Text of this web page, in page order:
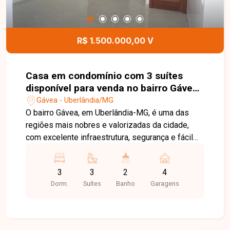
conforto e localização privilegiada em Uberlândia.
Entre em contato e agende sua visita para
conhecer este imóvel.
R$ 1.500.000,00 V
Casa em condomínio com 3 suítes
disponível para venda no bairro Gávea
em Uberlândia-MG
Gávea - Uberlândia/MG
O bairro Gávea, em Uberlândia-MG, é uma das
regiões mais nobres e valorizadas da cidade,
com excelente infraestrutura, segurança e fácil
conforto, exclusividade e qualidade de vida. Casa
em condomínio fechado com 203m² de área
construída em terreno de 360m², composta por
3
Dorm.
3
Suítes
2
Banho
4
Garagens